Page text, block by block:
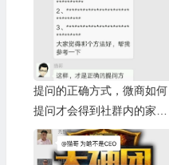
提问的正确方式，微商如何
提问才会得到社群内的家人
高质量的回复跟帮助？只要
掌握这3个简单的方法